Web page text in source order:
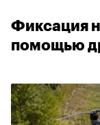
Фиксация
помощью